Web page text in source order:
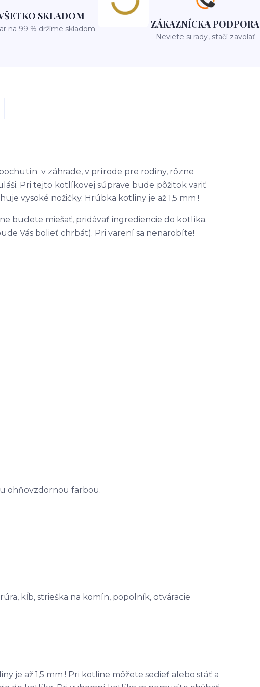
SKLADOM
na 99 % držíme skladom ZÁKAZNÍCKA PODPORA
Neviete si rady, stačí zavolať
v záhrade, v prírode pre rodiny, rôzne
Pri tejto kotlíkovej súprave bude pôžitok variť
vysoké nožičky. Hrúbka kotliny je až 1,5 mm !
budete miešať, pridávať ingrediencie do kotlíka.
Vás bolieť chrbát). Pri varení sa nenarobíte!
ohňovzdornou farbou.
kĺb, strieška na komín, popolník, otváracie
je až 1,5 mm ! Pri kotline môžete sedieť alebo stáť a